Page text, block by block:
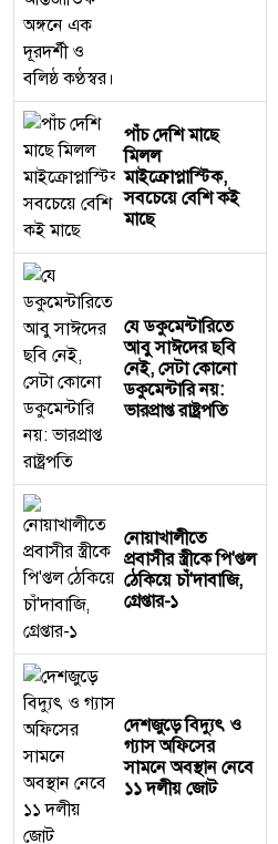
পাঁচ দেশি মাছে
মিলল
মাইক্রোপ্লাস্টিক,
সবচেয়ে বেশি কই
মাছে
যে ডকুমেন্টারিতে
আবু সাঈদের ছবি
নেই, সেটা কোনো
ডকুমেন্টারি নয়:
ভারপ্রাপ্ত রাষ্ট্রপতি
নোয়াখালীতে
প্রবাসীর স্ত্রীকে পি'প্তল
ঠেকিয়ে চাঁ'দাবাজি,
গ্রেপ্তার-১
দেশজুড়ে বিদ্যুৎ ও
গ্যাস অফিসের
সামনে অবস্থান নেবে
১১ দলীয় জোট